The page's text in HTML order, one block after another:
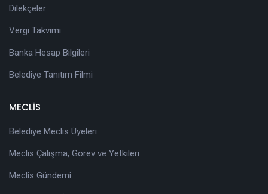
Dilekçeler
Vergi Takvimi
Banka Hesap Bilgileri
Belediye Tanıtım Filmi
MECLİS
Belediye Meclis Üyeleri
Meclis Çalışma, Görev ve Yetkileri
Meclis Gündemi